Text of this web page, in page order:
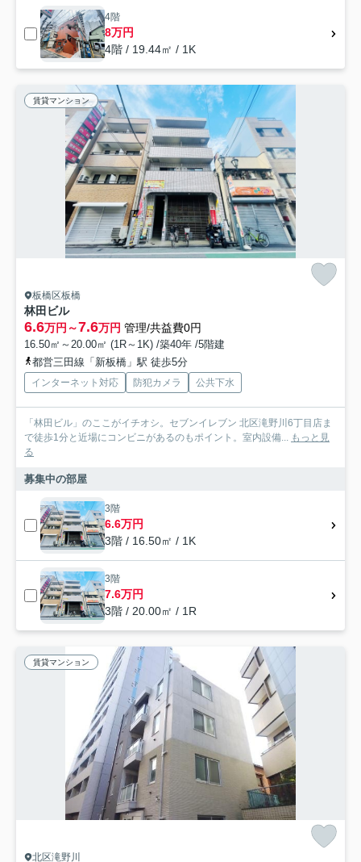
4階
8万円
4階 / 19.44㎡ / 1K
賃貸マンション
板橋区板橋
林田ビル
6.6万円～7.6万円 管理/共益費0円
16.50㎡～20.00㎡ (1R～1K) /築40年 /5階建
都営三田線「新板橋」駅 徒歩5分
インターネット対応 防犯カメラ 公共下水
「林田ビル」のここがイチオシ。セブンイレブン 北区滝野川6丁目店ま
で徒歩1分と近場にコンビニがあるのもポイント。室内設備... もっと見
る
募集中の部屋
3階
6.6万円
3階 / 16.50㎡ / 1K
3階
7.6万円
3階 / 20.00㎡ / 1R
賃貸マンション
北区滝野川